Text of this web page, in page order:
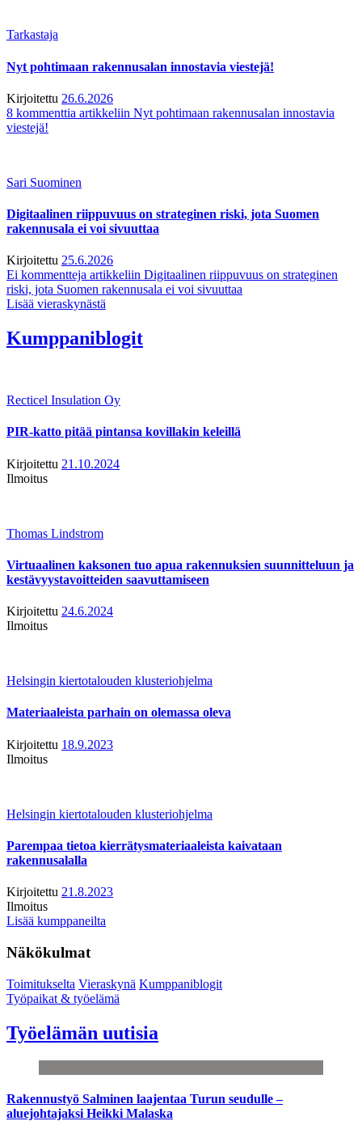
Tarkastaja
Nyt pohtimaan rakennusalan innostavia viestejä!
Kirjoitettu 26.6.2026
8 kommenttia artikkeliin Nyt pohtimaan rakennusalan innostavia
viestejä!
Sari Suominen
Digitaalinen riippuvuus on strateginen riski, jota Suomen
rakennusala ei voi sivuuttaa
Kirjoitettu 25.6.2026
Ei kommentteja artikkeliin Digitaalinen riippuvuus on strateginen
riski, jota Suomen rakennusala ei voi sivuuttaa
Lisää vieraskynästä
Kumppaniblogit
Recticel Insulation Oy
PIR-katto pitää pintansa kovillakin keleillä
Kirjoitettu 21.10.2024
Ilmoitus
Thomas Lindstrom
Virtuaalinen kaksonen tuo apua rakennuksien suunnitteluun ja
kestävyystavoitteiden saavuttamiseen
Kirjoitettu 24.6.2024
Ilmoitus
Helsingin kiertotalouden klusteriohjelma
Materiaaleista parhain on olemassa oleva
Kirjoitettu 18.9.2023
Ilmoitus
Helsingin kiertotalouden klusteriohjelma
Parempaa tietoa kierrätysmateriaaleista kaivataan
rakennusalalla
Kirjoitettu 21.8.2023
Ilmoitus
Lisää kumppaneilta
Näkökulmat
Toimitukselta Vieraskynä Kumppaniblogit
Työpaikat & työelämä
Työelämän uutisia
Rakennustyö Salminen laajentaa Turun seudulle –
aluejohtajaksi Heikki Malaska